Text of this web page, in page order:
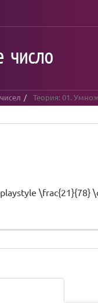
число
Теория: 01.
\frac{21}{78}